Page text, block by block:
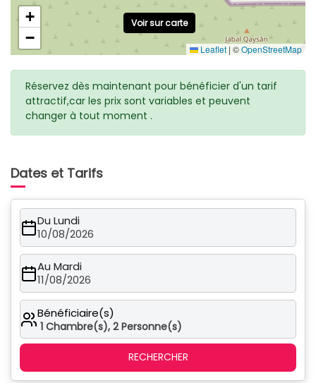
+
−
Leaflet | ©OpenStreetMap
Voir sur carte
Réservez dès maintenant pour bénéficier d'un tarif
attractif,car les prix sont variables et peuvent
changer à tout moment .
Dates et Tarifs
Du Lundi
10/08/2026
Au Mardi
11/08/2026
Bénéficiaire(s)
1 Chambre(s), 2Personne(s)
RECHERCHER